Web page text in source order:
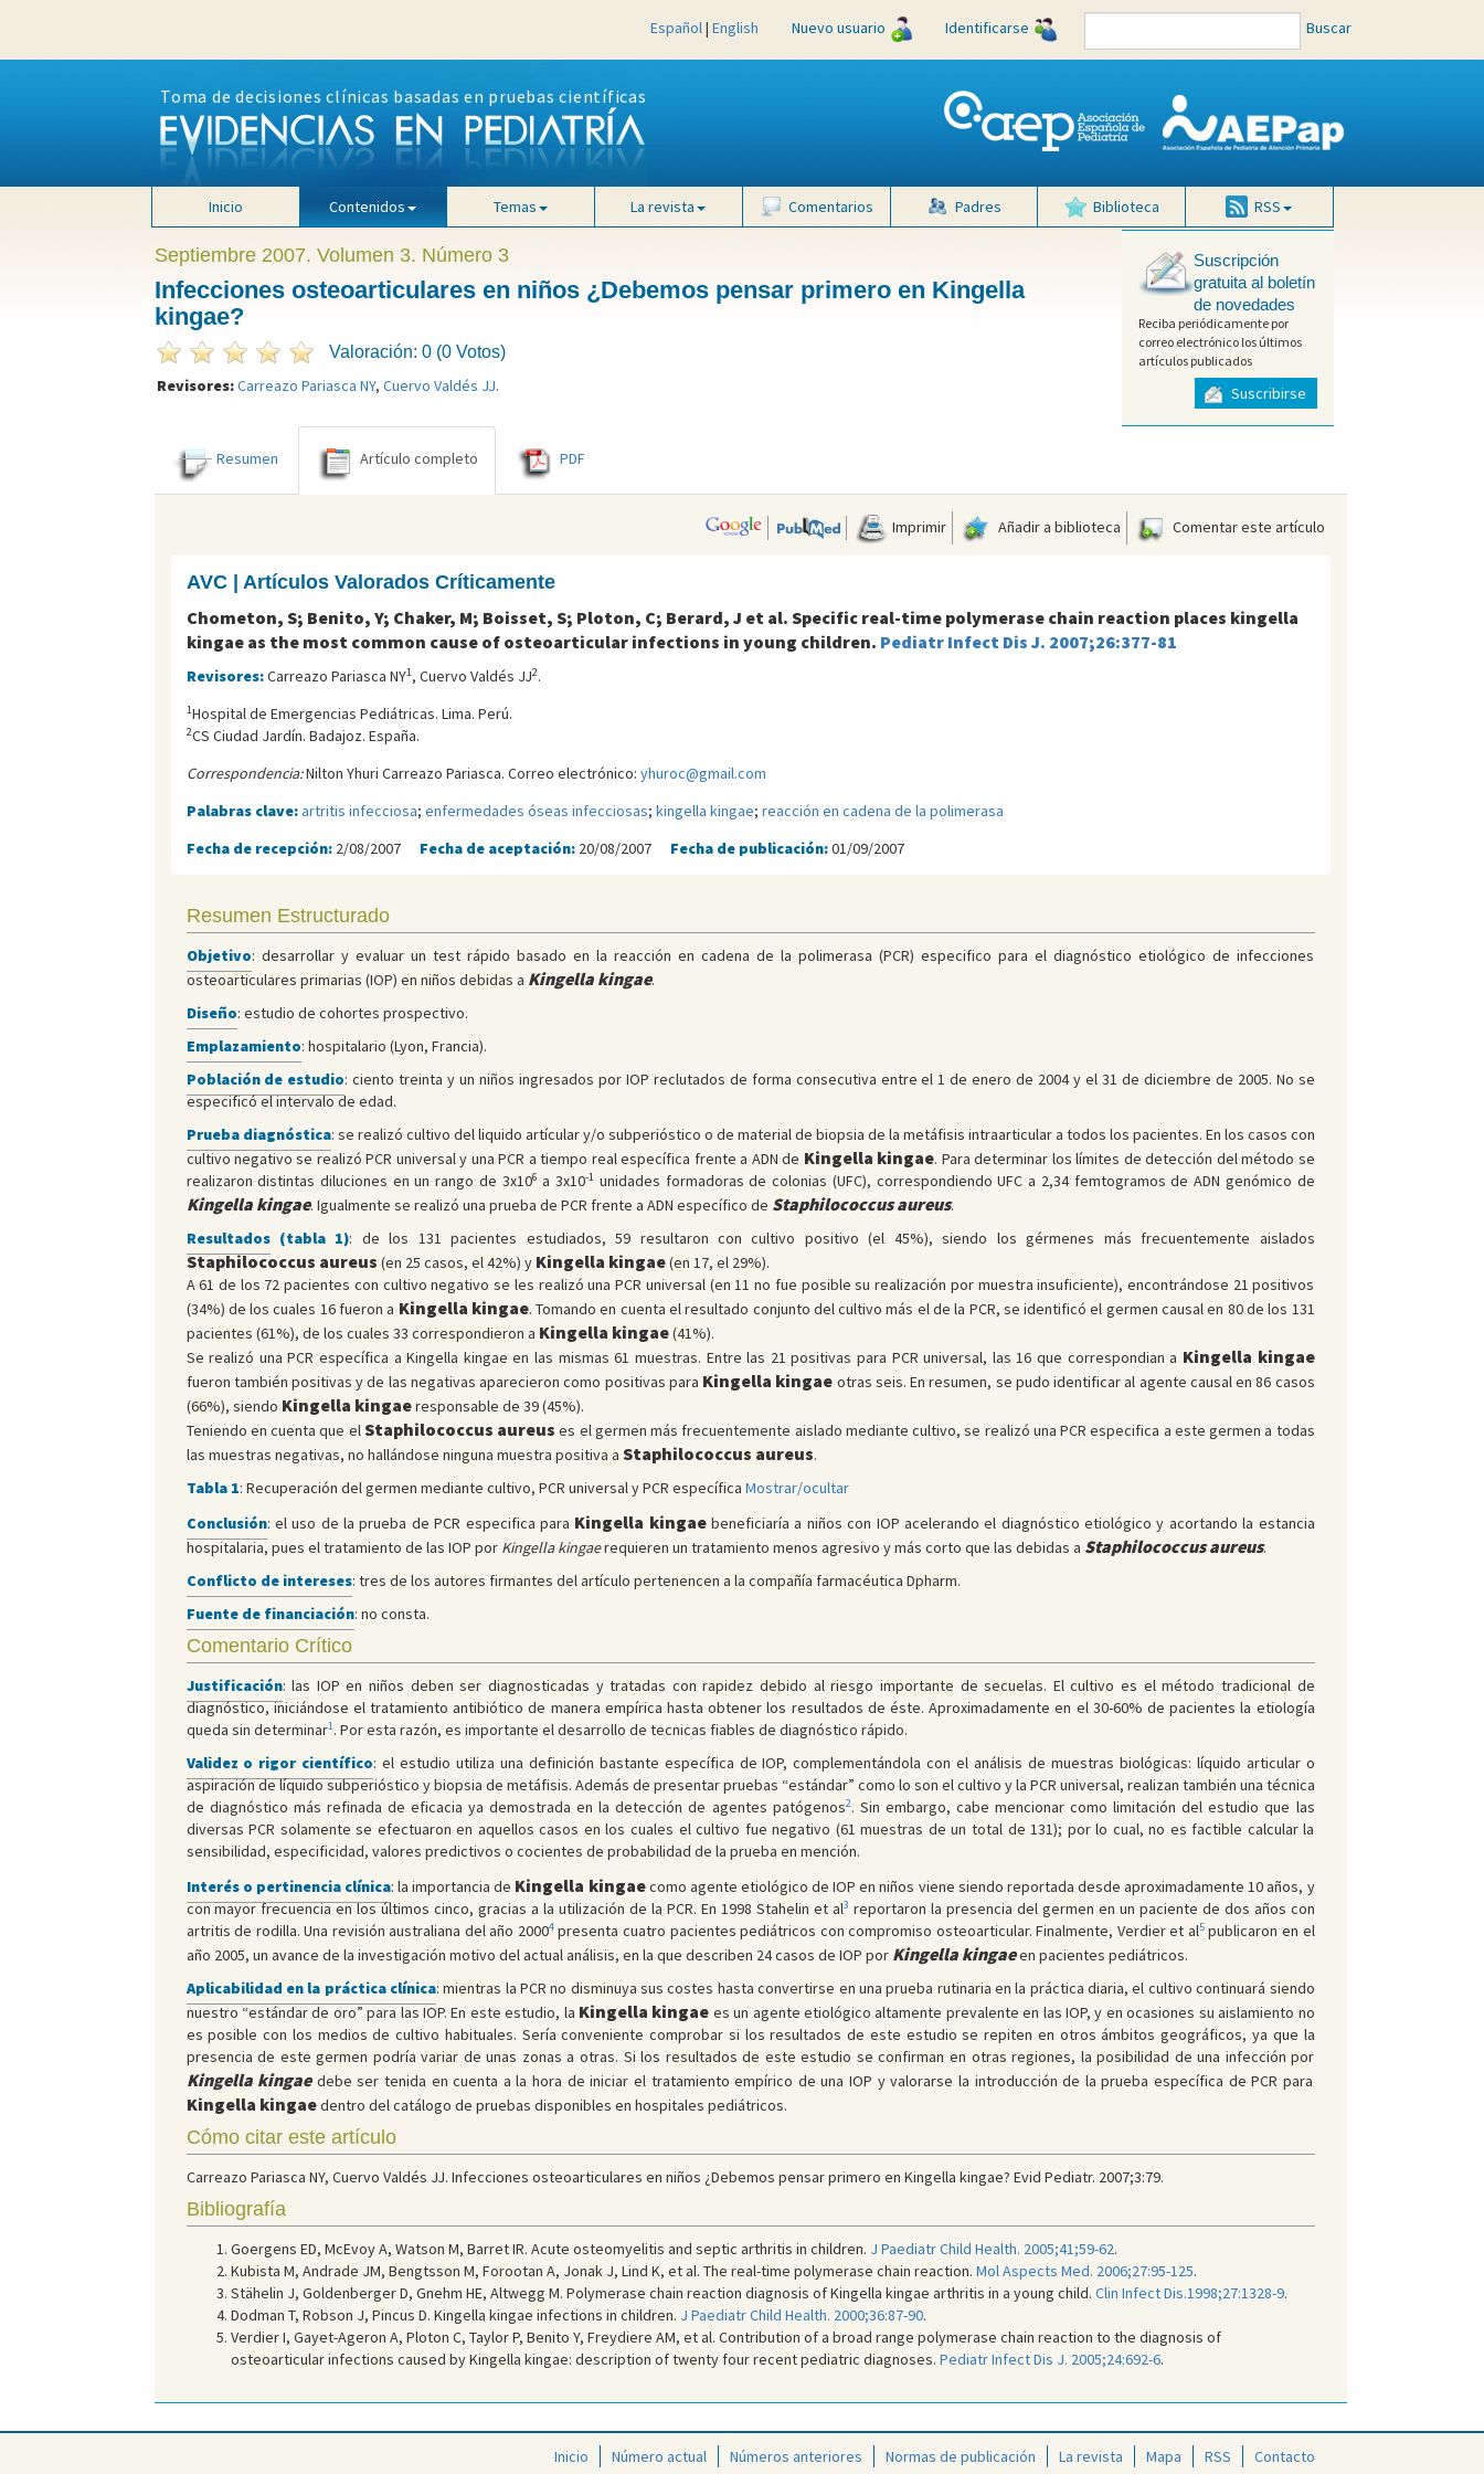
Español| English Nuevo usuario Identificarse Buscar
Toma de decisiones clínicas basadas en pruebas científicas
Inicio Contenidos Temas La revista Comentarios Padres Biblioteca RSS
Septiembre 2007. Volumen 3. Número 3
Infecciones osteoarticulares en niños ¿Debemos pensar primero en Kingella
kingae?
Valoración: 0 (0 Votos)
Revisores:Carreazo Pariasca NY, Cuervo Valdés JJ.
Suscripción
gratuita al boletín
de novedades
Reciba periódicamente por
correo electrónico los últimos
artículos publicados
Suscribirse
Resumen Artículo completo PDF
Imprimir Añadir a biblioteca Comentar este artículo
AVC | Artículos Valorados Críticamente
Chometon, S; Benito, Y; Chaker, M; Boisset, S; Ploton, C; Berard, J et al. Specific real-time polymerase chain reaction places kingella
kingae as the most common cause of osteoarticular infections in young children. Pediatr Infect Dis J. 2007;26:377-81
Revisores:Carreazo Pariasca NY1, Cuervo Valdés JJ2.
1Hospital de Emergencias Pediátricas. Lima. Perú.
2CS Ciudad Jardín. Badajoz. España.
Correspondencia:Nilton Yhuri Carreazo Pariasca. Correo electrónico: yhuroc@gmail.com
Palabras clave:artritis infecciosa; enfermedades óseas infecciosas; kingella kingae; reacción en cadena de la polimerasa
Fecha de recepción: 2/08/2007 Fecha de aceptación: 20/08/2007 Fecha de publicación:01/09/2007
Resumen Estructurado
Objetivo: desarrollar y evaluar un test rápido basado en la reacción en cadena de la polimerasa (PCR) especifico para el diagnóstico etiológico de infecciones
osteoarticulares primarias (IOP) en niños debidas a Kingella kingae.
Diseño: estudio de cohortes prospectivo.
Emplazamiento: hospitalario (Lyon, Francia).
Población de estudio: ciento treinta y un niños ingresados por IOP reclutados de forma consecutiva entre el 1 de enero de 2004 y el 31 de diciembre de 2005. No se
especificó el intervalo de edad.
Prueba diagnóstica: se realizó cultivo del liquido artícular y/o subperióstico o de material de biopsia de la metáfisis intraarticular a todos los pacientes. En los casos con
cultivo negativo se realizó PCR universal y una PCR a tiempo real específica frente a ADN de Kingella kingae. Para determinar los límites de detección del método se
realizaron distintas diluciones en un rango de 3x106 a 3x10-1 unidades formadoras de colonias (UFC), correspondiendo UFC a 2,34 femtogramos de ADN genómico de
Kingella kingae. Igualmente se realizó una prueba de PCR frente a ADN específico de Staphilococcus aureus.
Resultados(tabla 1): de los 131 pacientes estudiados, 59 resultaron con cultivo positivo (el 45%), siendo los gérmenes más frecuentemente aislados
Staphilococcus aureus (en 25 casos, el 42%) y Kingella kingae(en 17, el 29%).
A 61 de los 72 pacientes con cultivo negativo se les realizó una PCR universal (en 11 no fue posible su realización por muestra insuficiente), encontrándose 21 positivos
(34%) de los cuales 16 fueron a Kingella kingae. Tomando en cuenta el resultado conjunto del cultivo más el de la PCR, se identificó el germen causal en 80 de los 131
pacientes (61%), de los cuales 33 correspondieron a Kingella kingae(41%).
Se realizó una PCR específica a Kingella kingae en las mismas 61 muestras. Entre las 21 positivas para PCR universal, las 16 que correspondian a Kingella kingae
fueron también positivas y de las negativas aparecieron como positivas para Kingella kingae otras seis. En resumen, se pudo identificar al agente causal en 86 casos
(66%), siendo Kingella kingaeresponsable de 39 (45%).
Teniendo en cuenta que elStaphilococcus aureus es el germen más frecuentemente aislado mediante cultivo, se realizó una PCR especifica a este germen a todas
las muestras negativas, no hallándose ninguna muestra positiva a Staphilococcus aureus.
Tabla 1: Recuperación del germen mediante cultivo, PCR universal y PCR específica Mostrar/ocultar
Conclusión: el uso de la prueba de PCR especifica para Kingella kingaebeneficiaría a niños con IOP acelerando el diagnóstico etiológico y acortando la estancia
hospitalaria, pues el tratamiento de las IOP por Kingella kingaerequieren un tratamiento menos agresivo y más corto que las debidas a Staphilococcus aureus.
Conflicto de intereses: tres de los autores firmantes del artículo pertenencen a la compañía farmacéutica Dpharm.
Fuente de financiación: no consta.
Comentario Crítico
Justificación: las IOP en niños deben ser diagnosticadas y tratadas con rapidez debido al riesgo importante de secuelas. El cultivo es el método tradicional de
diagnóstico, iniciándose el tratamiento antibiótico de manera empírica hasta obtener los resultados de éste. Aproximadamente en el 30-60% de pacientes la etiología
queda sin determinar1. Por esta razón, es importante el desarrollo de tecnicas fiables de diagnóstico rápido.
Validez o rigor científico: el estudio utiliza una definición bastante específica de IOP, complementándola con el análisis de muestras biológicas: líquido articular o
aspiración de líquido subperióstico y biopsia de metáfisis. Además de presentar pruebas “estándar” como lo son el cultivo y la PCR universal, realizan también una técnica
de diagnóstico más refinada de eficacia ya demostrada en la detección de agentes patógenos2. Sin embargo, cabe mencionar como limitación del estudio que las
diversas PCR solamente se efectuaron en aquellos casos en los cuales el cultivo fue negativo (61 muestras de un total de 131); por lo cual, no es factible calcular la
sensibilidad, especificidad, valores predictivos o cocientes de probabilidad de la prueba en mención.
Interés o pertinencia clínica: la importancia de Kingella kingaecomo agente etiológico de IOP en niños viene siendo reportada desde aproximadamente 10 años, y
con mayor frecuencia en los últimos cinco, gracias a la utilización de la PCR. En 1998 Stahelin et al3 reportaron la presencia del germen en un paciente de dos años con
artritis de rodilla. Una revisión australiana del año 20004presenta cuatro pacientes pediátricos con compromiso osteoarticular. Finalmente, Verdier et al5publicaron en el
año 2005, un avance de la investigación motivo del actual análisis, en la que describen 24 casos de IOP por Kingella kingaeen pacientes pediátricos.
Aplicabilidad en la práctica clínica: mientras la PCR no disminuya sus costes hasta convertirse en una prueba rutinaria en la práctica diaria, el cultivo continuará siendo
nuestro “estándar de oro” para las IOP. En este estudio, la Kingella kingae es un agente etiológico altamente prevalente en las IOP, y en ocasiones su aislamiento no
es posible con los medios de cultivo habituales. Sería conveniente comprobar si los resultados de este estudio se repiten en otros ámbitos geográficos, ya que la
presencia de este germen podría variar de unas zonas a otras. Si los resultados de este estudio se confirman en otras regiones, la posibilidad de una infección por
Kingella kingaedebe ser tenida en cuenta a la hora de iniciar el tratamiento empírico de una IOP y valorarse la introducción de la prueba específica de PCR para
Kingella kingaedentro del catálogo de pruebas disponibles en hospitales pediátricos.
Cómo citar este artículo
Carreazo Pariasca NY, Cuervo Valdés JJ. Infecciones osteoarticulares en niños ¿Debemos pensar primero en Kingella kingae? Evid Pediatr. 2007;3:79.
Bibliografía
Goergens ED, McEvoy A, Watson M, Barret IR. Acute osteomyelitis and septic arthritis in children. J Paediatr Child Health. 2005;41;59-62.
Kubista M, Andrade JM, Bengtsson M, Forootan A, Jonak J, Lind K, et al. The real-time polymerase chain reaction. Mol Aspects Med. 2006;27:95-125.
Stähelin J, Goldenberger D, Gnehm HE, Altwegg M. Polymerase chain reaction diagnosis of Kingella kingae arthritis in a young child. Clin Infect Dis.1998;27:1328-9.
Dodman T, Robson J, Pincus D. Kingella kingae infections in children. J Paediatr Child Health. 2000;36:87-90.
Verdier I, Gayet-Ageron A, Ploton C, Taylor P, Benito Y, Freydiere AM, et al. Contribution of a broad range polymerase chain reaction to the diagnosis of
osteoarticular infections caused by Kingella kingae: description of twenty four recent pediatric diagnoses. Pediatr Infect Dis J. 2005;24:692-6.
Inicio Número actual Números anteriores Normas de publicación La revista Mapa RSS Contacto